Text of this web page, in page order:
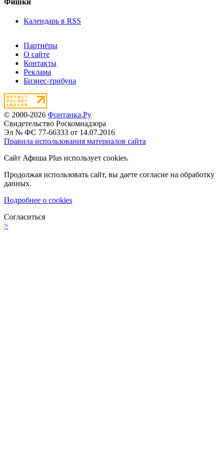
Календарь в RSS
Партнёры
О сайте
Контакты
Реклама
Бизнес-трибуна
© 2000-2026 Фонтанка.Ру
Свидетельство Роскомнадзора
Эл № ФС 77-66333 от 14.07.2016
Правила использования материалов сайта
Сайт Афиша Plus использует cookies.
Продолжая использовать сайт, вы даете согласие на обработку
данных.
Подробнее о cookies
Согласиться
>